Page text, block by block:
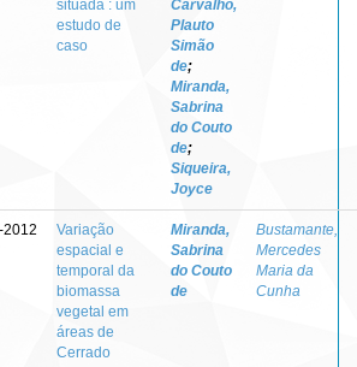
situada : um
estudo de
caso
Carvalho,
Plauto
Simão
de;
Miranda,
Sabrina
do Couto
de;
Siqueira,
Joyce
2012
Variação
espacial e
temporal da
biomassa
vegetal em
áreas de
Cerrado
Miranda,
Sabrina
do Couto
de
Bustamante,
Mercedes
Maria da
Cunha